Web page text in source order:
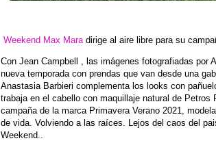
Weekend Max Maradirige al aire libre para su
Con Jean Campbell , las imágenes fotografiadas por
nueva temporada con prendas que van desde una
Anastasia Barbieri complementa los looks con
trabaja en el cabello con maquillaje natural de
campaña de la marca Primavera Verano 2021,
de vida. Volviendo a las raíces. Lejos del caos del
Weekend..